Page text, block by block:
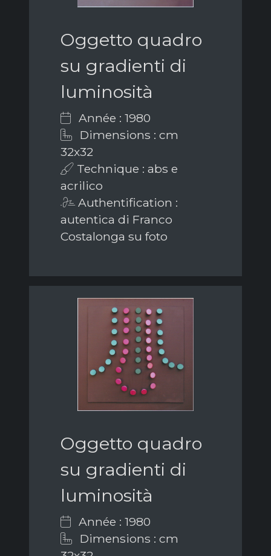
Oggetto quadro
su gradienti di
luminosità
Année : 1980
Dimensions : cm
32x32
Technique : abs e
acrilico
Authentification :
autentica di Franco
Costalonga su foto
Oggetto quadro
su gradienti di
luminosità
Année : 1980
Dimensions : cm